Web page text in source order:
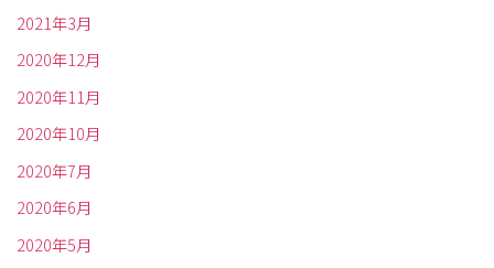
2021年3月
2020年12月
2020年11月
2020年10月
2020年7月
2020年6月
2020年5月